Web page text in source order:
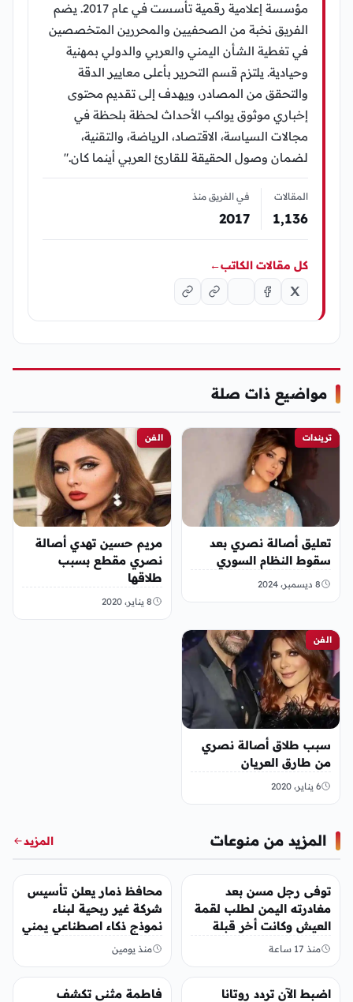
مؤسسة إعلامية رقمية تأسست في عام 2017. يضم
الفريق نخبة من الصحفيين والمحررين المتخصصين
في تغطية الشأن اليمني والعربي والدولي بمهنية
وحيادية. يلتزم قسم التحرير بأعلى معايير الدقة
والتحقق من المصادر، ويهدف إلى تقديم محتوى
إخباري موثوق يواكب الأحداث لحظة بلحظة في
مجالات السياسة، الاقتصاد، الرياضة، والتقنية،
لضمان وصول الحقيقة للقارئ العربي أينما كان."
المقالات
1٬136
في الفريق منذ
2017
كل مقالات الكاتب←
مواضيع ذات صلة
تريندات
تعليق أصالة نصري بعد
سقوط النظام السوري
8 ديسمبر، 2024
الفن
مريم حسين تهدي أصالة
نصري مقطع بسبب
طلاقها
8 يناير، 2020
الفن
سبب طلاق أصالة نصري
من طارق العريان
6 يناير، 2020
المزيد من منوعات المزيد
منوعات
توفى رجل مسن بعد
مغادرته اليمن لطلب لقمة
العيش وكانت أخر قبلة
يقدمها لإبنته
منذ 17 ساعة
منوعات
محافظ ذمار يعلن تأسيس
شركة غير ربحية لبناء
نموذج ذكاء اصطناعي يمني
منذ يومين
اضبط الآن تردد روتانا
منوعات
فاطمة مثنى تكشف